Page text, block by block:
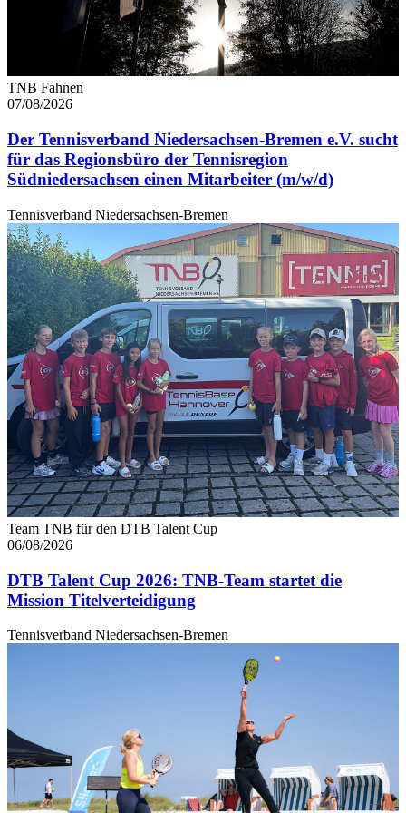
angepasst werden.
TNB Fahnen
07/08/2026
Der Tennisverband Niedersachsen-Bremen e.V. sucht
für das Regionsbüro der Tennisregion
Südniedersachsen einen Mitarbeiter (m/w/d)
Tennisverband Niedersachsen-Bremen
Team TNB für den DTB Talent Cup
06/08/2026
DTB Talent Cup 2026: TNB-Team startet die
Mission Titelverteidigung
Tennisverband Niedersachsen-Bremen